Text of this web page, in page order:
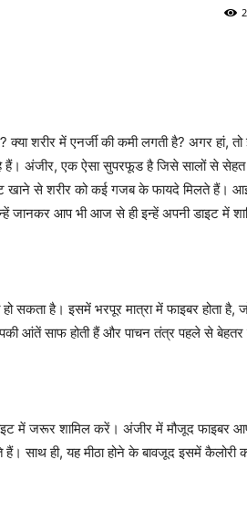
शरीर में एनर्जी की कमी लगती है? अगर हां,
हैं। अंजीर, एक ऐसा सुपरफूड है जिसे सालों से
पेट खाने से शरीर को कई गजब के फायदे मिलते हैं।
आप भी आज से ही इन्हें अपनी डाइट में
सकता है। इसमें भरपूर मात्रा में फाइबर होता है,
आंतें साफ होती हैं और पाचन तंत्र पहले से
में जरूर शामिल करें। अंजीर में मौजूद फाइबर
ही, यह मीठा होने के बावजूद इसमें कैलोरी